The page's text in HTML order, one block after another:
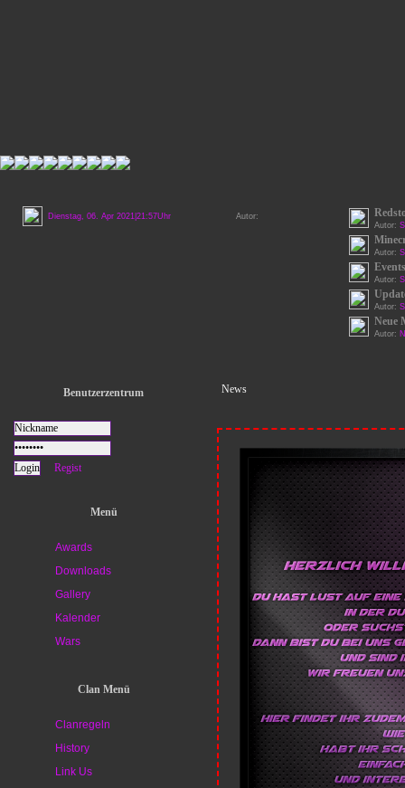
Dienstag, 06. Apr 2021|21:57Uhr Autor:
Autor:
Autor:
Autor:
Autor:
Neue
Autor:
Benutzerzentrum
Regist
Menü
Awards
Downloads
Gallery
Kalender
Wars
Clan Menü
Clanregeln
History
Link Us
News